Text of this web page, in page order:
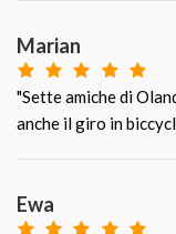
Marian
"Sette amiche di
anche il giro in
Ewa